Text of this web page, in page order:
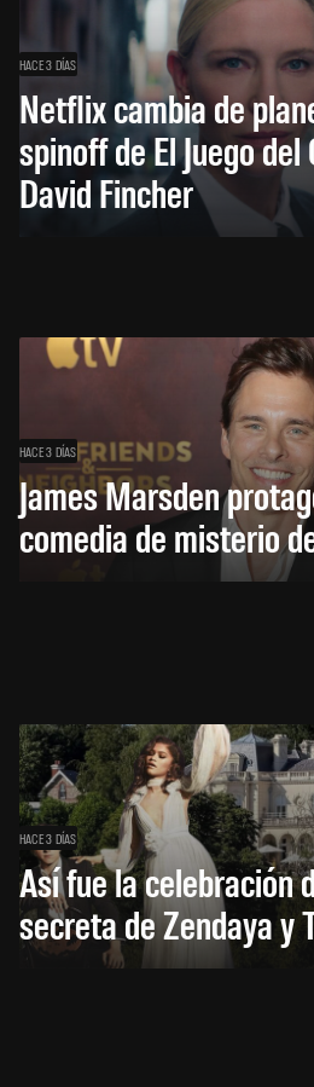
HACE 3 DÍAS
Netflix cambia de
spinoff de El Juego del
David Fincher
HACE 3 DÍAS
James Marsden
comedia de misterio
HACE 3 DÍAS
Así fue la celebración
secreta de Zendaya y